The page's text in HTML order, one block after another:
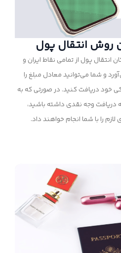
روش انتقال پول
پول از تمامی نقاط ایران و
و شما می‌توانید معادل مبلغ را
خود دریافت کنید. در صورتی که به
دریافت وجه نقدی داشته باشید،
را با شما انجام خواهند داد.